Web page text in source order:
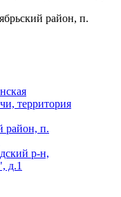
район, п.
территория
район, п.
р-н,
д.1